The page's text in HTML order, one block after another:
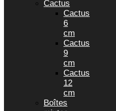
Cactus
Cactus
6
cm
Cactus
9
cm
Cactus
12
cm
Boîtes